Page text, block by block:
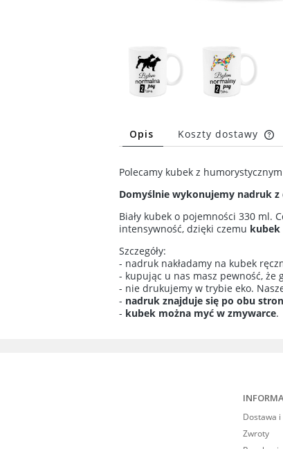
Opis Koszty dostawy
Polecamy kubek z
Domyślnie wykonujemy nadruk
Biały kubek o pojemności 330 ml.
intensywność, dzięki czemu kubek
Szczegóły:
- nadruk nakładamy na kubek
- kupując u nas masz pewność,
- nie drukujemy w trybie eko.
- nadruk znajduje się po obu
- kubek można myć w zmywarce.
Dostawa i
Zwroty